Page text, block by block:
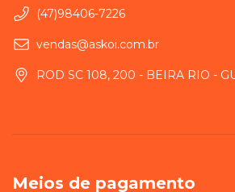
(47)98406-7226
vendas@askoi.com.br
ROD SC 108, 200 - BEIRA RIO -
Meios de pagamento